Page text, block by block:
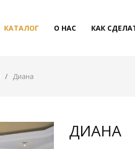
КАТАЛОГ О НАС КАК
Диана
ДИАНА